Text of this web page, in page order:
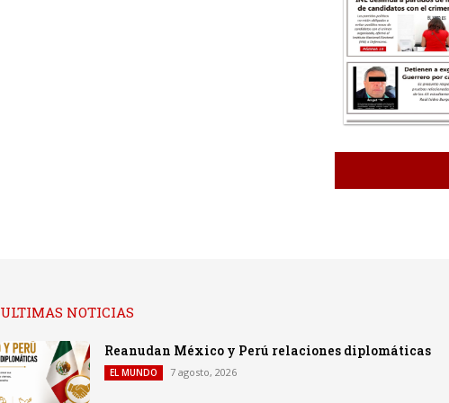
ULTIMAS NOTICIAS
Reanudan México y Perú relaciones diplomáticas
EL MUNDO 7 agosto, 2026